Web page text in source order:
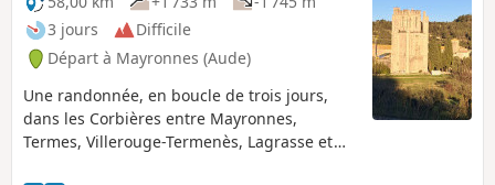
3 jours
Difficile
Départ à Mayronnes (Aude)
Une randonnée, en boucle de trois jours,
dans les Corbières entre Mayronnes,
Termes, Villerouge-Termenès, Lagrasse et